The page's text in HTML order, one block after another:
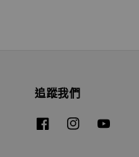
追蹤我們